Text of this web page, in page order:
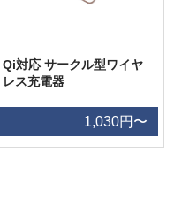
Qi対応 サークル型ワイヤ
レス充電器
1,030円〜